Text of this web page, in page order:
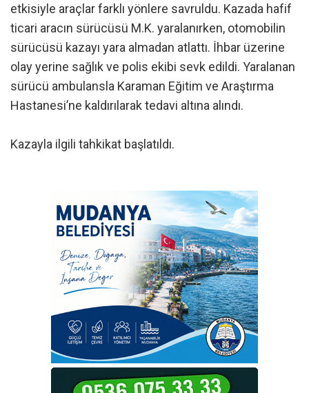
etkisiyle araçlar farklı yönlere savruldu. Kazada hafif
ticari aracın sürücüsü M.K. yaralanırken, otomobilin
sürücüsü kazayı yara almadan atlattı. İhbar üzerine
olay yerine sağlık ve polis ekibi sevk edildi. Yaralanan
sürücü ambulansla Karaman Eğitim ve Araştırma
Hastanesi’ne kaldırılarak tedavi altına alındı.
Kazayla ilgili tahkikat başlatıldı.